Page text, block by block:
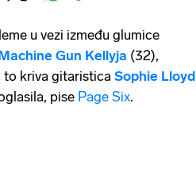
u vezi između glumice
Gun Kellyja (32),
to kriva gitaristica Sophie Lloyd
pise Page Six.